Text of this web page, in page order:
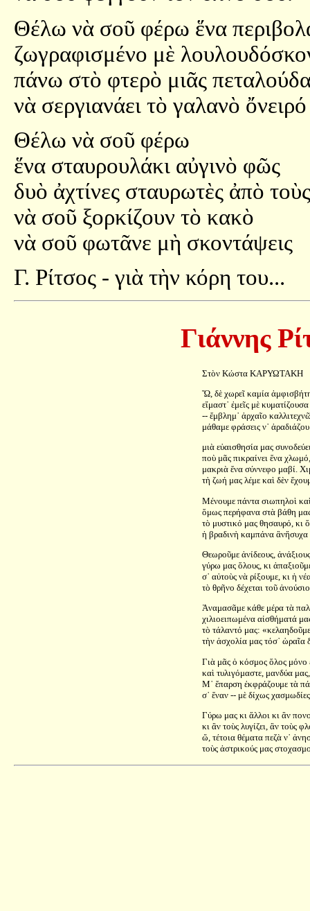
Θέλω νὰ σοῦ φέρω ἕνα
ζωγραφισμένο μὲ
πάνω στὸ φτερὸ μιᾶς
νὰ σεργιανάει τὸ γαλανὸ
Θέλω νὰ σοῦ φέρω
ἕνα σταυρουλάκι αὐγινὸ φῶς
δυὸ ἀχτίνες σταυρωτὲς ἀπὸ
νὰ σοῦ ξορκίζουν τὸ κακὸ
νὰ σοῦ φωτᾶνε μὴ σκοντάψεις
Γ. Ρίτσος - γιὰ τὴν κόρη του...
Γιάννης
Στὸν Κώστα ΚΑΡΥΩΤΑΚΗ
Ὤ, δὲ χωρεῖ καμία
εἴμαστ᾿ ἐμεῖς μὲ
-- ἔμβλημ᾿ ἀρχαῖο
μάθαμε φράσεις ν᾿
μιὰ εὐαισθησία μας
ποὺ μᾶς πικραίνει ἕνα
μακριὰ ἕνα σύννεφο μαβί.
τὴ ζωή μας λέμε καὶ δὲν
Μένουμε πάντα σιωπηλοὶ
ὅμως περήφανα στὰ βάθη
τὸ μυστικό μας θησαυρό, κι
ἡ βραδινὴ καμπάνα ἂνἥσυχα
Θεωροῦμε ἀνίδεους, ἀνάξιους
γύρω μας ὅλους, κι
σ᾿ αὐτοὺς νὰ ρίξουμε, κι ἡ
τὸ θρῆνο δέχεται τοῦ
Ἀναμασᾶμε κάθε μέρα τὰ
χιλιοειπωμένα αἰσθήματά
τὸ τάλαντό μας:
τὴν ἀσχολία μας τόσ᾿ ὡραῖα
Γιὰ μᾶς ὁ κόσμος ὅλος μόνο
καὶ τυλιγόμαστε, μανδύα
Μ᾿ ἔπαρση ἐκφράζουμε τὰ
σ᾿ ἕναν -- μὲ δίχως
Γύρω μας κι ἄλλοι κι ἂν
κι ἂν τοὺς λυγίζει, ἂν τοὺς
ὤ, τέτοια θέματα πεζὰ ν᾿
τοὺς ἀστρικούς μας